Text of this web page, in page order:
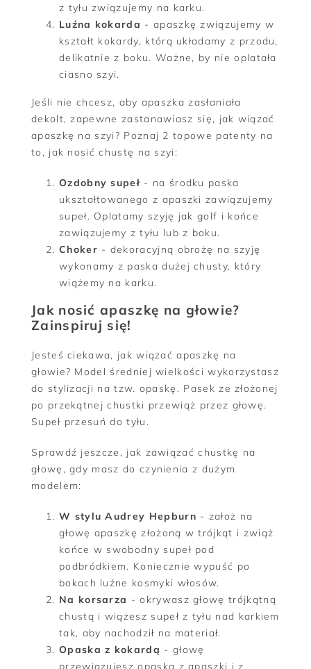
z tyłu związujemy na karku.
Luźna kokarda - apaszkę związujemy w
kształt kokardy, którą układamy z przodu,
delikatnie z boku. Ważne, by nie oplatała
ciasno szyi.
Jeśli nie chcesz, aby apaszka zasłaniała
dekolt, zapewne zastanawiasz się, jak wiązać
apaszkę na szyi? Poznaj 2 topowe patenty na
to, jak nosić chustę na szyi:
Ozdobny supeł - na środku paska
ukształtowanego z apaszki zawiązujemy
supeł. Oplatamy szyję jak golf i końce
zawiązujemy z tyłu lub z boku.
Choker - dekoracyjną obrożę na szyję
wykonamy z paska dużej chusty, który
wiążemy na karku.
Jak nosić apaszkę na głowie?
Zainspiruj się!
Jesteś ciekawa, jak wiązać apaszkę na
głowie? Model średniej wielkości wykorzystasz
do stylizacji na tzw. opaskę. Pasek ze złożonej
po przekątnej chustki przewiąż przez głowę.
Supeł przesuń do tyłu.
Sprawdź jeszcze, jak zawiązać chustkę na
głowę, gdy masz do czynienia z dużym
modelem:
W stylu Audrey Hepburn - założ na
głowę apaszkę złożoną w trójkąt i zwiąż
końce w swobodny supeł pod
podbródkiem. Koniecznie wypuść po
bokach luźne kosmyki włosów.
Na korsarza - okrywasz głowę trójkątną
chustą i wiążesz supeł z tyłu nad karkiem
tak, aby nachodził na materiał.
Opaska z kokardą - głowę
przewiązujesz opaską z apaszki i z